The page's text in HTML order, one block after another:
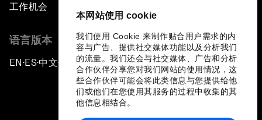
本网站使用 cookie
我们使用 Cookie 来制作贴合用户需求的内
容与广告、提供社交媒体功能以及分析我们
的流量。我们还会与社交媒体、广告和分析
合作伙伴分享您对我们网站的使用情况，这
些合作伙伴可能会将此类信息与您提供给他
们或他们在您使用其服务的过程中收集的其
他信息相结合。
工作机会
语言版本
EN ▪ES▪中文▪ 日本語